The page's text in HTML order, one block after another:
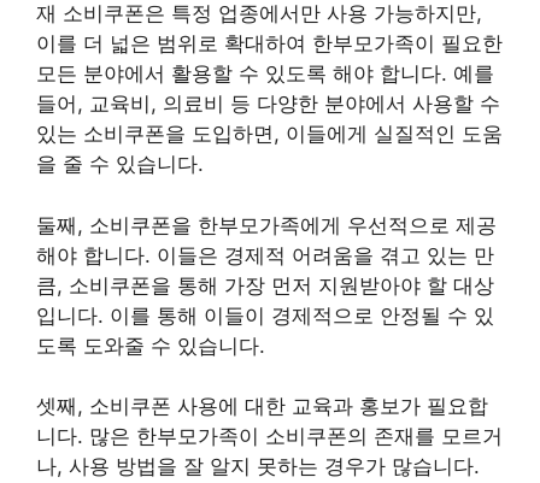
재 소비쿠폰은 특정 업종에서만 사용 가능하지만,
이를 더 넓은 범위로 확대하여 한부모가족이 필요한
모든 분야에서 활용할 수 있도록 해야 합니다. 예를
들어, 교육비, 의료비 등 다양한 분야에서 사용할 수
있는 소비쿠폰을 도입하면, 이들에게 실질적인 도움
을 줄 수 있습니다.
둘째, 소비쿠폰을 한부모가족에게 우선적으로 제공
해야 합니다. 이들은 경제적 어려움을 겪고 있는 만
큼, 소비쿠폰을 통해 가장 먼저 지원받아야 할 대상
입니다. 이를 통해 이들이 경제적으로 안정될 수 있
도록 도와줄 수 있습니다.
셋째, 소비쿠폰 사용에 대한 교육과 홍보가 필요합
니다. 많은 한부모가족이 소비쿠폰의 존재를 모르거
나, 사용 방법을 잘 알지 못하는 경우가 많습니다.